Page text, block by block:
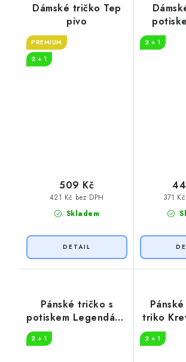
Dámské tričko Tep
pivo
PREMIUM
2 + 1
Skladem
421 Kč bez DPH
509 Kč
2 + 1
371
Pánské tričko s
potiskem Legendární
2 + 1
triko
2 + 1